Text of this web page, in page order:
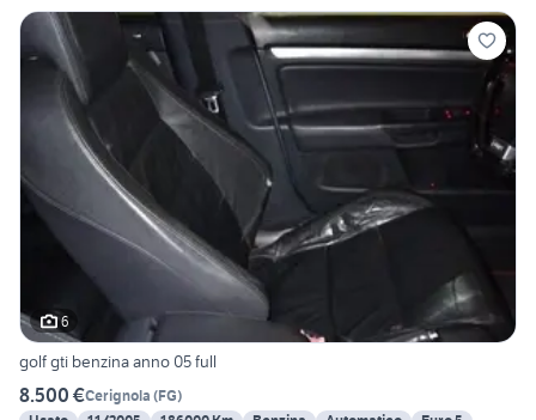
6
golf gti benzina anno 05 full
8.500 €Cerignola (FG)